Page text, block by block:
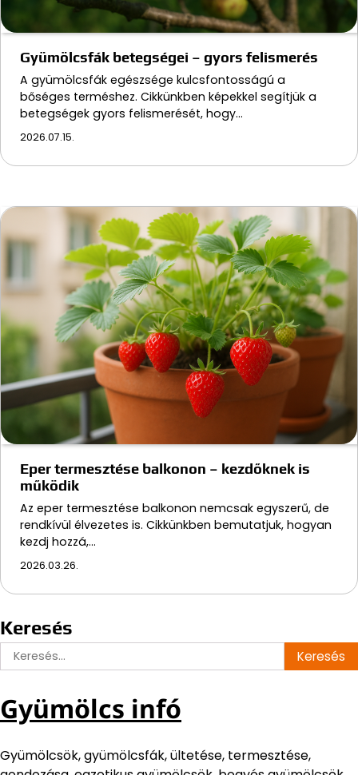
Gyümölcsfák betegségei – gyors felismerés
A gyümölcsfák egészsége kulcsfontosságú a
bőséges terméshez. Cikkünkben képekkel segítjük a
betegségek gyors felismerését, hogy…
2026.07.15.
Eper termesztése balkonon – kezdőknek is
működik
Az eper termesztése balkonon nemcsak egyszerű, de
rendkívül élvezetes is. Cikkünkben bemutatjuk, hogyan
kezdj hozzá,…
2026.03.26.
Keresés
Keresés:
Gyümölcs infó
Gyümölcsök, gyümölcsfák, ültetése, termesztése,